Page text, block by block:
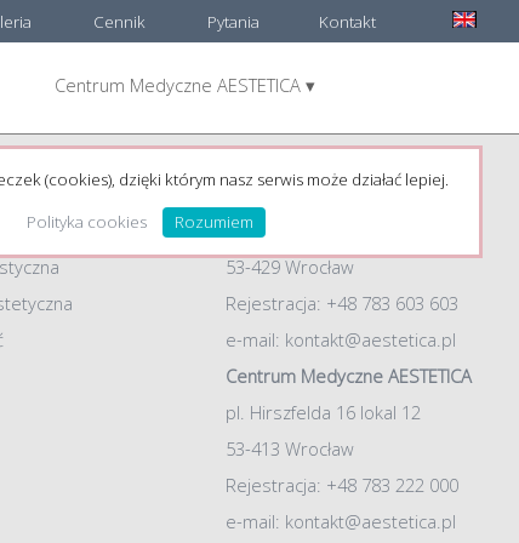
Kontakt
Pytania
Cennik
Centrum Medyczne AESTETICA ▾
Adresy
ul. Żelazna 54, lokal 2
53-429 Wrocław
Rejestracja: +48 783 603 603
e-mail: kontakt@aestetica.pl
Centrum Medyczne AESTETICA
pl. Hirszfelda 16 lokal 12
53-413 Wrocław
Rejestracja: +48 783 222 000
e-mail: kontakt@aestetica.pl
(cookies), dzięki którym nasz serwis może działać lepiej.
Polityka cookies
Rozumiem